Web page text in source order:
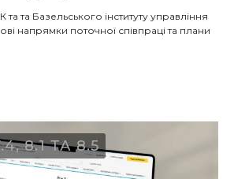
та Базельського інституту управління
напрямки поточної співпраці та плани
8.1 ТА 8.5